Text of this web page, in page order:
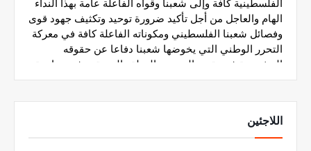
اللاجئين